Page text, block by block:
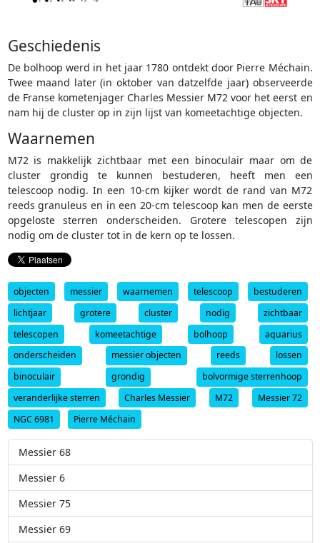
Geschiedenis
De bolhoop werd in het jaar 1780 ontdekt door Pierre Méchain.
Twee maand later (in oktober van datzelfde jaar) observeerde
de Franse kometenjager Charles Messier M72 voor het eerst en
nam hij de cluster op in zijn lijst van komeetachtige objecten.
Waarnemen
M72 is makkelijk zichtbaar met een binoculair maar om de
cluster grondig te kunnen bestuderen, heeft men een
telescoop nodig. In een 10-cm kijker wordt de rand van M72
reeds granuleus en in een 20-cm telescoop kan men de eerste
opgeloste sterren onderscheiden. Grotere telescopen zijn
nodig om de cluster tot in de kern op te lossen.
objecten messier waarnemen telescoop
bestuderen
lichtjaar
grotere cluster nodig
zichtbaar
telescopen
komeetachtige bolhoop
aquarius
onderscheiden
messier objecten reeds
lossen
binoculair
grondig
bolvormige sterrenhoop
veranderlijke sterren
Charles Messier M72
Messier 72
NGC 6981
Pierre Méchain
Messier 68
Messier 6
Messier 75
Messier 69